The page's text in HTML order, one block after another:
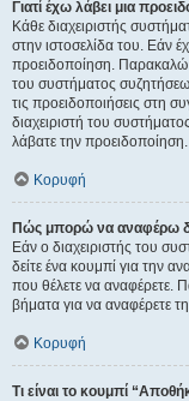
Γιατί έχω λάβει μια
Κάθε διαχειριστής
στην ιστοσελίδα του. Εάν
προειδοποίηση. Παρακαλώ
του συστήματος
τις προειδοποιήσεις στη
διαχειριστή του
λάβατε την προειδοποίηση.
Κορυφή
Πώς μπορώ να αναφέρω
Εάν ο διαχειριστής του
δείτε ένα κουμπί για την
που θέλετε να αναφέρετε.
βήματα για να αναφέρετε
Κορυφή
Τι είναι το κουμπί